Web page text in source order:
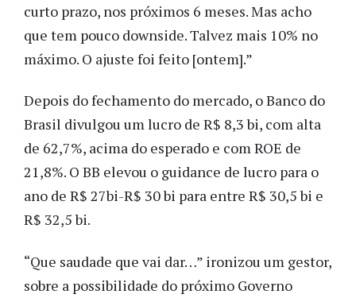
curto prazo, nos próximos 6 meses. Mas acho
que tem pouco downside. Talvez mais 10% no
máximo. O ajuste foi feito [ontem].”
Depois do fechamento do mercado, o Banco do
Brasil divulgou um lucro de R$ 8,3 bi, com alta
de 62,7%, acima do esperado e com ROE de
21,8%. O BB elevou o guidance de lucro para o
ano de R$ 27bi-R$ 30 bi para entre R$ 30,5 bi e
R$ 32,5 bi.
“Que saudade que vai dar…” ironizou um gestor,
sobre a possibilidade do próximo Governo